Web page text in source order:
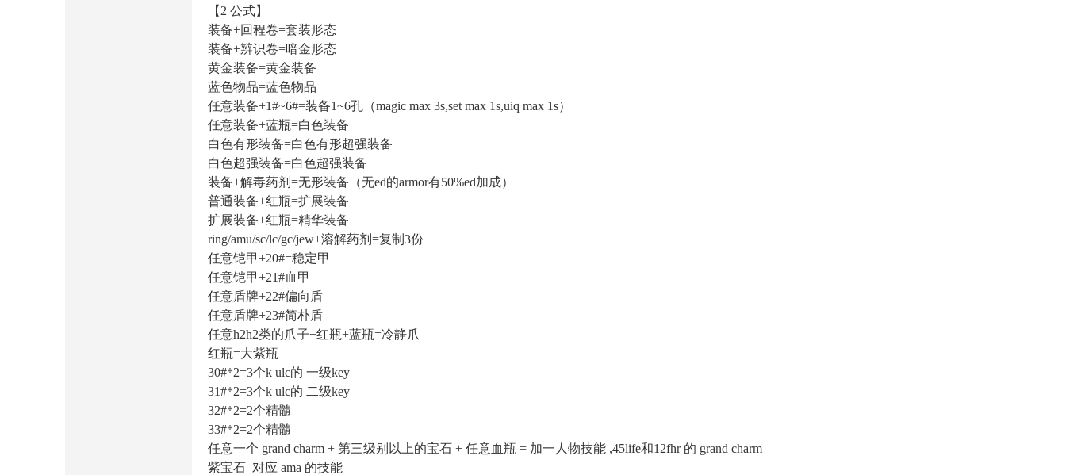
【2 公式】
装备+回程卷=套装形态
装备+辨识卷=暗金形态
黄金装备=黄金装备
蓝色物品=蓝色物品
任意装备+1#~6#=装备1~6孔（magic max 3s,set max 1s,uiq max 1s）
任意装备+蓝瓶=白色装备
白色有形装备=白色有形超强装备
白色超强装备=白色超强装备
装备+解毒药剂=无形装备（无ed的armor有50%ed加成）
普通装备+红瓶=扩展装备
扩展装备+红瓶=精华装备
ring/amu/sc/lc/gc/jew+溶解药剂=复制3份
任意铠甲+20#=稳定甲
任意铠甲+21#血甲
任意盾牌+22#偏向盾
任意盾牌+23#简朴盾
任意h2h2类的爪子+红瓶+蓝瓶=冷静爪
红瓶=大紫瓶
30#*2=3个k ulc的 一级key
31#*2=3个k ulc的 二级key
32#*2=2个精髓
33#*2=2个精髓
任意一个 grand charm + 第三级别以上的宝石 + 任意血瓶 = 加一人物技能 ,45life和12fhr 的 grand charm
紫宝石 对应 ama 的技能